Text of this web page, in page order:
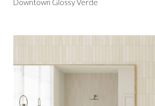
Downtown Glossy Verde